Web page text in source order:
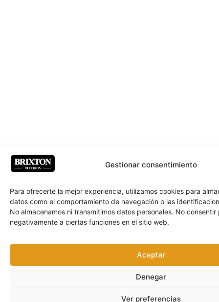
Gestionar consentimiento
Para ofrecerte la mejor experiencia, utilizamos cookies para
datos como el comportamiento de navegación o las
No almacenamos ni transmitimos datos personales. No
negativamente a ciertas funciones en el sitio web.
Aceptar
Denegar
Ver preferencias